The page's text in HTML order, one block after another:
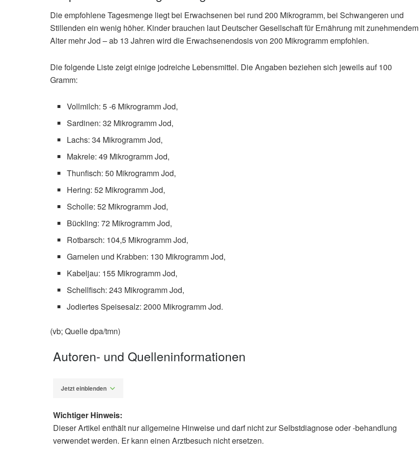
Die empfohlene Tagesmenge liegt bei Erwachsenen bei rund 200 Mikrogramm, bei Schwangeren und
Stillenden ein wenig höher. Kinder brauchen laut Deutscher Gesellschaft für Ernährung mit zunehmendem
Alter mehr Jod – ab 13 Jahren wird die Erwachsenendosis von 200 Mikrogramm empfohlen.
Die folgende Liste zeigt einige jodreiche Lebensmittel. Die Angaben beziehen sich jeweils auf 100
Gramm:
Vollmilch: 5 -6 Mikrogramm Jod,
Sardinen: 32 Mikrogramm Jod,
Lachs: 34 Mikrogramm Jod,
Makrele: 49 Mikrogramm Jod,
Thunfisch: 50 Mikrogramm Jod,
Hering: 52 Mikrogramm Jod,
Scholle: 52 Mikrogramm Jod,
Bückling: 72 Mikrogramm Jod,
Rotbarsch: 104,5 Mikrogramm Jod,
Garnelen und Krabben: 130 Mikrogramm Jod,
Kabeljau: 155 Mikrogramm Jod,
Schellfisch: 243 Mikrogramm Jod,
Jodiertes Speisesalz: 2000 Mikrogramm Jod.
(vb; Quelle dpa/tmn)
Autoren- und Quelleninformationen
Jetzt einblenden
Diplom-Redakteur (FH) Volker Blasek
Wichtiger Hinweis:
Dieser Artikel enthält nur allgemeine Hinweise und darf nicht zur Selbstdiagnose oder -behandlung
verwendet werden. Er kann einen Arztbesuch nicht ersetzen.